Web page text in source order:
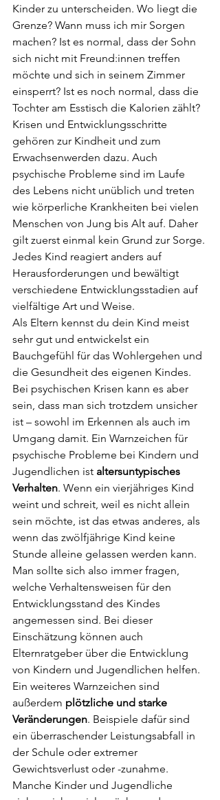
Kinder zu unterscheiden. Wo liegt die
Grenze? Wann muss ich mir Sorgen
machen? Ist es normal, dass der Sohn
sich nicht mit Freund:innen treffen
möchte und sich in seinem Zimmer
einsperrt? Ist es noch normal, dass die
Tochter am Esstisch die Kalorien zählt?
Krisen und Entwicklungsschritte
gehören zur Kindheit und zum
Erwachsenwerden dazu. Auch
psychische Probleme sind im Laufe
des Lebens nicht unüblich und treten
wie körperliche Krankheiten bei vielen
Menschen von Jung bis Alt auf. Daher
gilt zuerst einmal kein Grund zur Sorge.
Jedes Kind reagiert anders auf
Herausforderungen und bewältigt
verschiedene Entwicklungsstadien auf
vielfältige Art und Weise.
Als Eltern kennst du dein Kind meist
sehr gut und entwickelst ein
Bauchgefühl für das Wohlergehen und
die Gesundheit des eigenen Kindes.
Bei psychischen Krisen kann es aber
sein, dass man sich trotzdem unsicher
ist – sowohl im Erkennen als auch im
Umgang damit. Ein Warnzeichen für
psychische Probleme bei Kindern und
Jugendlichen ist altersuntypisches
Verhalten. Wenn ein vierjähriges Kind
weint und schreit, weil es nicht allein
sein möchte, ist das etwas anderes, als
wenn das zwölfjährige Kind keine
Stunde alleine gelassen werden kann.
Man sollte sich also immer fragen,
welche Verhaltensweisen für den
Entwicklungsstand des Kindes
angemessen sind. Bei dieser
Einschätzung können auch
Elternratgeber über die Entwicklung
von Kindern und Jugendlichen helfen.
Ein weiteres Warnzeichen sind
außerdem plötzliche und starke
Veränderungen. Beispiele dafür sind
ein überraschender Leistungsabfall in
der Schule oder extremer
Gewichtsverlust oder -zunahme.
Manche Kinder und Jugendliche